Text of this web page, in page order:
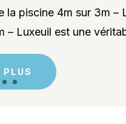
piscine 4m sur 3m –
Luxeuil est une
PLUS